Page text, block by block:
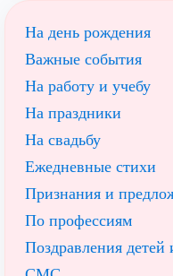
На день рождения
Важные события
На работу и учебу
На праздники
На свадьбу
Ежедневные стихи
Признания и
По профессиям
Поздравления детей